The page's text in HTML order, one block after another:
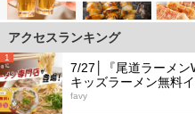
アクセスランキング
1
7/27│『尾道ラーメン
キッズラーメン無料
favy